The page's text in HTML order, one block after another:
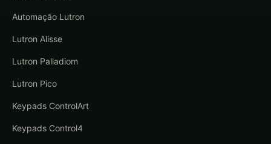
Automação Lutron
Lutron Alisse
Lutron Palladiom
Lutron Pico
Keypads ControlArt
Keypads Control4